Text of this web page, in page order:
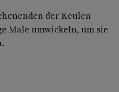
der Keulen
Male umwickeln, um sie